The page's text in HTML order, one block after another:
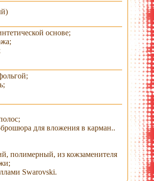
флешка
вид в подарочной
коробке
коробка
основе;
для вложения в карман..
полимерный, из кожзаменителя
Swarovski.